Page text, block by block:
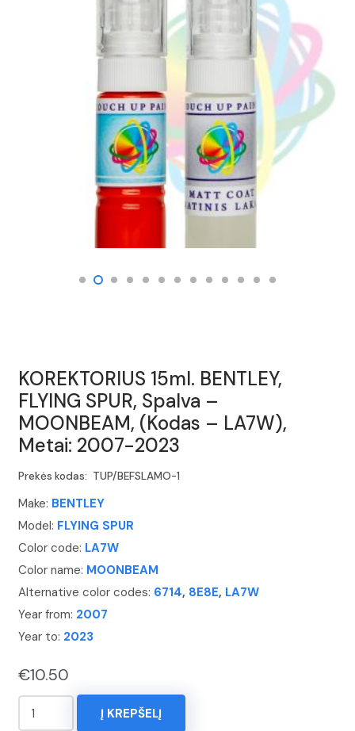
KOREKTORIUS 15ml. BENTLEY,
FLYING SPUR, Spalva –
MOONBEAM, (Kodas – LA7W),
Metai: 2007-2023
Prekės kodas: TUP/BEFSLAMO-1
Make: BENTLEY
Model: FLYING SPUR
Color code: LA7W
Color name: MOONBEAM
Alternative color codes: 6714, 8E8E, LA7W
Year from: 2007
Year to: 2023
€10.50
produkto
Į KREPŠELĮ